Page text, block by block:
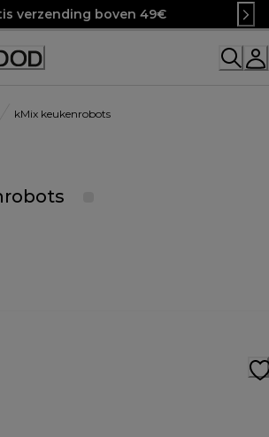
verzending boven 49€
kMix keukenrobots